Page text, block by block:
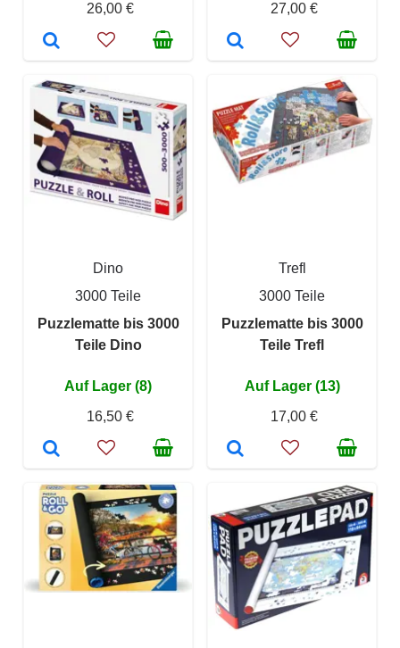
26,00 €
27,00 €
Dino
3000 Teile
Puzzlematte bis 3000
Teile Dino
Auf Lager (8)
16,50 €
Trefl
3000 Teile
Puzzlematte bis 3000
Teile Trefl
Auf Lager (13)
17,00 €